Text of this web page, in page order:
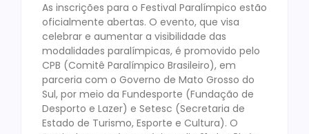
As inscrições para o Festival Paralímpico estão
oficialmente abertas. O evento, que visa
celebrar e aumentar a visibilidade das
modalidades paralímpicas, é promovido pelo
CPB (Comitê Paralímpico Brasileiro), em
parceria com o Governo de Mato Grosso do
Sul, por meio da Fundesporte (Fundação de
Desporto e Lazer) e Setesc (Secretaria de
Estado de Turismo, Esporte e Cultura). O